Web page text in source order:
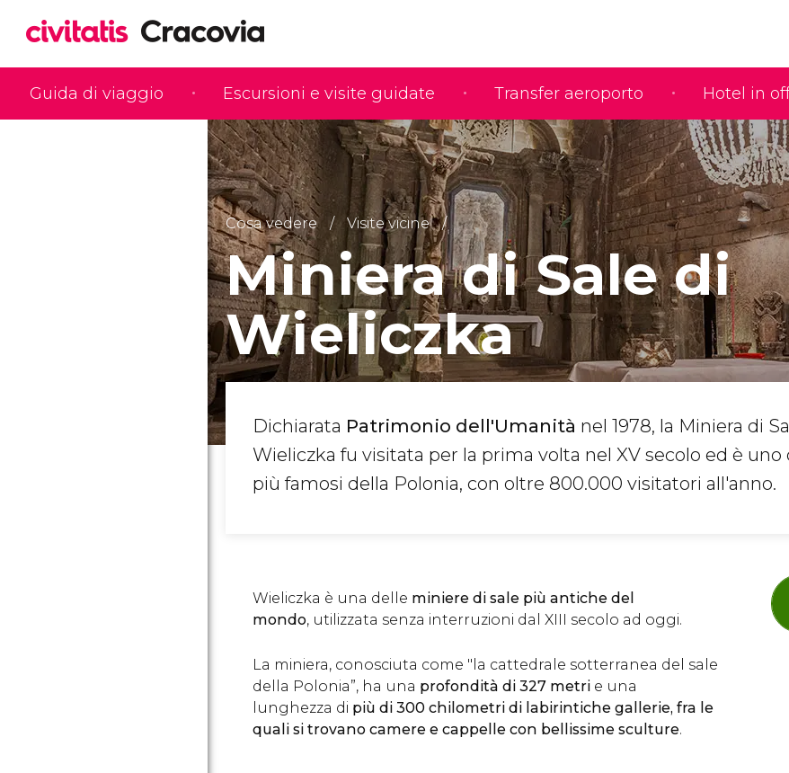
Guida di viaggio Escursioni e visite guidate Transfer aeroporto Hotel in
Cosa vedere Visite vicine
Miniera di Sale di
Wieliczka
Dichiarata Patrimonio dell'Umanità nel 1978, la Miniera di
Wieliczka fu visitata per la prima volta nel XV secolo ed è uno
più famosi della Polonia, con oltre 800.000 visitatori all'anno.
Wieliczka è una delle miniere di sale più antiche del
mondo, utilizzata senza interruzioni dal XIII secolo ad oggi.
La miniera, conosciuta come "la cattedrale sotterranea del sale
della Polonia”, ha una profondità di 327 metri e una
lunghezza di più di 300 chilometri di labirintiche gallerie, fra le
quali si trovano camere e cappelle con bellissime sculture.